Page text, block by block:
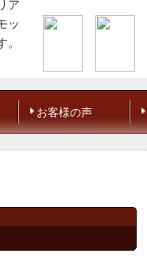
ア
ッ
お客様の声